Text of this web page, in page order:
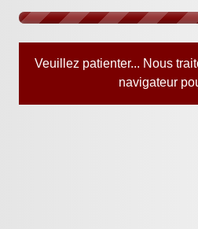
Veuillez patienter... Nous
navigateur